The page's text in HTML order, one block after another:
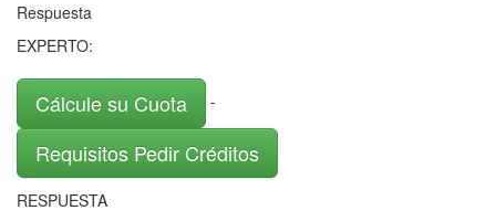
Respuesta
EXPERTO:
Cálcule su Cuota -
Requisitos Pedir Créditos
RESPUESTA